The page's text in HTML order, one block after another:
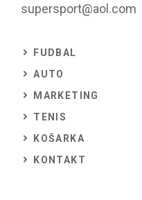
supersport@aol.com
FUDBAL
AUTO
MARKETING
TENIS
KOŠARKA
KONTAKT